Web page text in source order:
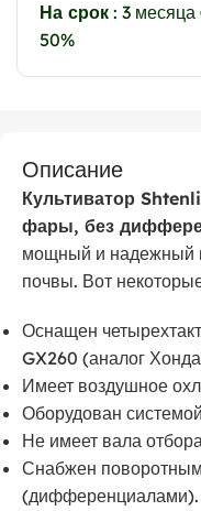
На срок : 3
50%
Описание
Культиватор
фары, без
мощный и надежный
почвы. Вот
Оснащен
GX260 (аналог
Имеет воздушное
Оборудован системой
Не имеет вала
Снабжен
(дифференциалами).